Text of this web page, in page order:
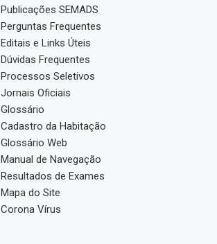
Publicações SEMADS
Perguntas Frequentes
Editais e Links Úteis
Dúvidas Frequentes
Processos Seletivos
Jornais Oficiais
Glossário
Cadastro da Habitação
Glossário Web
Manual de Navegação
Resultados de Exames
Mapa do Site
Corona Vírus